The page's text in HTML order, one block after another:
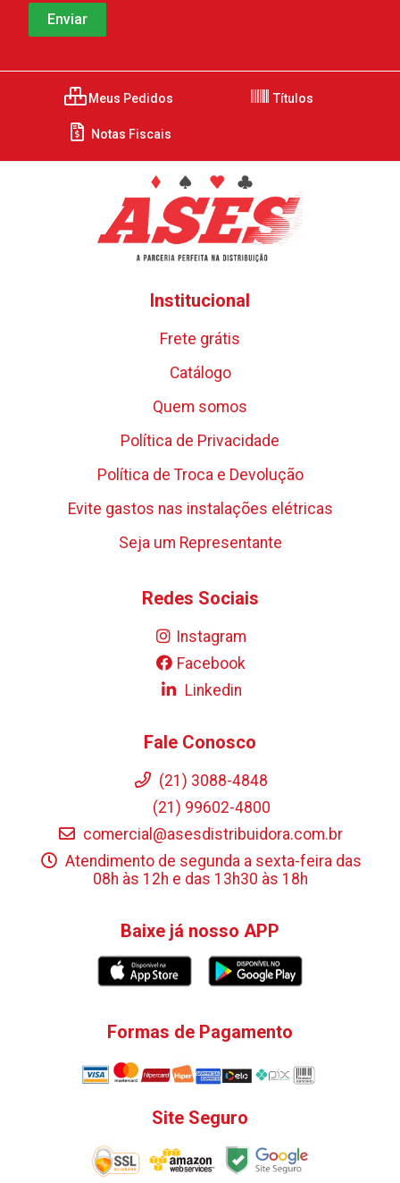
Meus Pedidos Títulos
Notas Fiscais
Institucional
Frete grátis
Catálogo
Quem somos
Política de Privacidade
Política de Troca e Devolução
Evite gastos nas instalações elétricas
Seja um Representante
Redes Sociais
Instagram
Facebook
Linkedin
Fale Conosco
(21) 3088-4848
(21) 99602-4800
comercial@asesdistribuidora.com.br
Atendimento de segunda a sexta-feira das
08h às 12h e das 13h30 às 18h
Baixe já nosso APP
Formas de Pagamento
Site Seguro